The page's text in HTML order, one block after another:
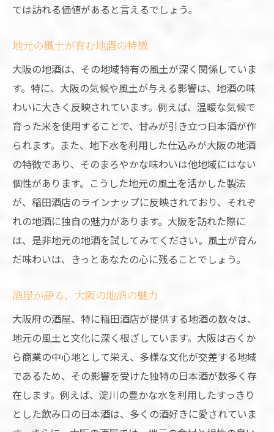
ては訪れる価値があると言えるでしょう。
地元の風土が育む地酒の特徴
大阪の地酒は、その地域特有の風土が深く関係していま
す。特に、大阪の気候や風土が与える影響は、地酒の味
わいに大きく反映されています。例えば、温暖な気候で
育った米を使用することで、甘みが引き立つ日本酒が作
られます。また、地下水を利用した仕込みが大阪の地酒
の特徴であり、そのまろやかな味わいは他地域にはない
個性があります。こうした地元の風土を活かした製法
が、稲田酒店のラインナップに反映されており、それぞ
れの地酒に独自の魅力があります。大阪を訪れた際に
は、是非地元の地酒を試してみてください。風土が育ん
だ味わいは、きっとあなたの心に残ることでしょう。
酒屋が語る、大阪の地酒の魅力
大阪府の酒屋、特に稲田酒店が提供する地酒の数々は、
地元の風土と文化に深く根ざしています。大阪は古くか
ら商業の中心地として栄え、多様な文化が交差する地域
であるため、その影響を受けた独特の日本酒が数多く存
在します。例えば、淀川の豊かな水を利用したすっきり
とした飲み口の日本酒は、多くの酒好きに愛されていま